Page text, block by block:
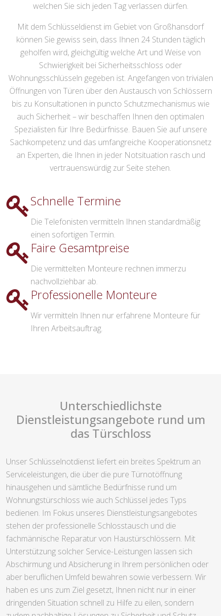
welchen Sie sich jeden Tag verlassen dürfen.
Mit dem Schlüsseldienst im Gebiet von Großhansdorf
können Sie gewiss sein, dass Ihnen 24 Stunden täglich
geholfen wird, gleichgültig welche Art und Weise von
Schwierigkeit bei Sicherheitsschloss oder
Wohnungsschlüsseln gegeben ist. Angefangen von trivialen
Öffnungen von Türen über den Austausch von Schlössern
bis zu Konsultationen in puncto Schutzmechanismus wie
auch Sicherheit – wir beschaffen Ihnen den optimalen
Spezialisten für Ihre Bedürfnisse. Bauen Sie auf unsere
Sachkompetenz und das umfangreiche Kooperationsnetz
an Experten, die Ihnen in jeder Notsituation rasch und
vertrauenswürdig zur Seite stehen.
Schnelle Termine
Die Telefonisten vermitteln Ihnen standardmäßig
einen sofortigen Termin.
Faire Gesamtpreise
Die vermittelten Monteure rechnen immerzu
nachvollziehbar ab.
Professionelle Monteure
Wir vermitteln Ihnen nur erfahrene Monteure für
Ihren Arbeitsauftrag.
Unterschiedlichste
Dienstleistungsangebote rund um
das Türschloss
Unser Schlüsselnotdienst liefert ein breites Spektrum an
Serviceleistungen, die über die pure Türnotöffnung
hinausgehen und sämtliche Bedürfnisse rund um
Wohnungstürschloss wie auch Schlüssel jedes Typs
bedienen. Im Fokus unseres Dienstleistungsangebotes
stehen der professionelle Schlosstausch und die
fachmännische Reparatur von Haustürschlössern. Mit
Unterstützung solcher Service-Leistungen lassen sich
Abschirmung und Absicherung in Ihrem persönlichen oder
aber beruflichen Umfeld bewahren sowie verbessern. Wir
haben es uns zum Ziel gesetzt, Ihnen nicht nur in einer
dringenden Situation schnell zu Hilfe zu eilen, sondern